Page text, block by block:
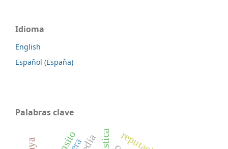
Idioma
English
Español (España)
Palabras clave